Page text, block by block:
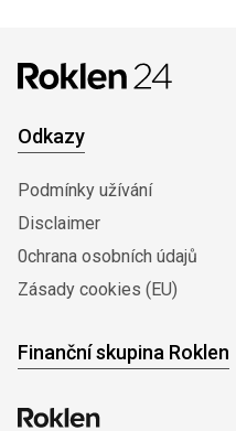
Odkazy
Podmínky užívání
Disclaimer
0chrana osobních údajů
Zásady cookies (EU)
Finanční skupina Roklen